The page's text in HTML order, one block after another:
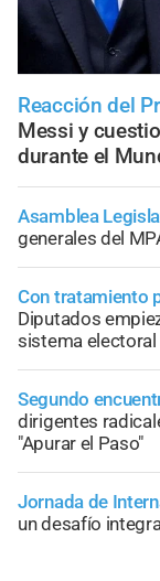
Reacción del
Messi y
durante el
Asamblea
generales del
Con tratamiento
Diputados
sistema electoral
Segundo
dirigentes
"Apurar el Paso"
Jornada de
un desafío